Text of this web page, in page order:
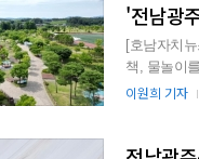
'전남광
[호남자치
책, 물놀이
수 있는 광
이원희 기자